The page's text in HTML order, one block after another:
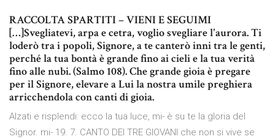
RACCOLTA SPARTITI – VIENI E SEGUIMI
[…]Svegliatevi, arpa e cetra, voglio svegliare l'aurora. Ti
loderò tra i popoli, Signore, a te canterò inni tra le genti,
perché la tua bontà è grande fino ai cieli e la tua verità
fino alle nubi. (Salmo 108). Che grande gioia è pregare
per il Signore, elevare a Lui la nostra umile preghiera
arricchendola con canti di gioia.
Alzati e risplendi: ecco la tua luce, mi- è su te la gloria del
Signor. mi- 19. 7. CANTO DEI TRE GIOVANI che non si vive se